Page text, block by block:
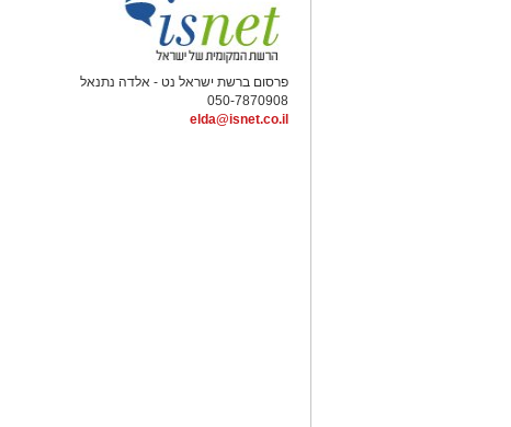
פרסום ברשת ישראל נט - אלדה נתנאל
050-7870908
elda@isnet.co.il